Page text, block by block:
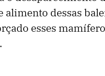
dessas
esses